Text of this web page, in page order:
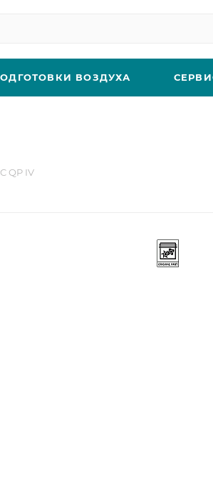
ВОЗДУХА
QP IV